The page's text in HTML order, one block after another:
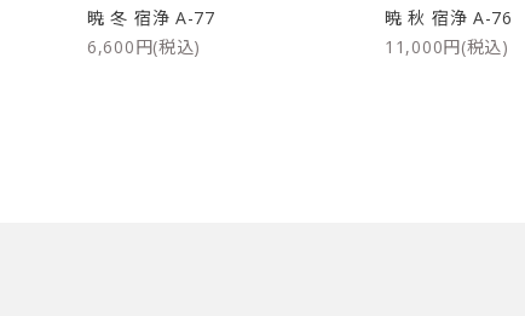
暁 冬 宿浄 A-77
6,600円(税込)
暁 秋 宿浄 A-76
11,000円(税込)